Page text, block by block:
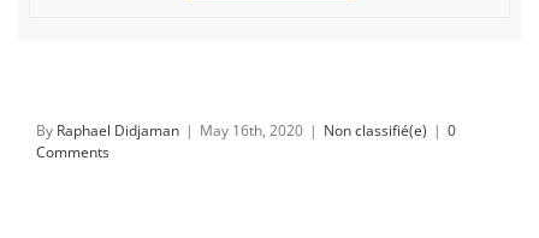
By Raphael Didjaman | May 16th, 2020 | Non classifié(e) | 0
Comments